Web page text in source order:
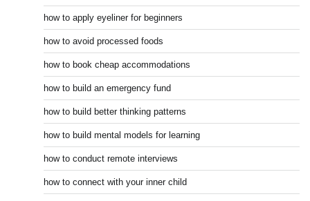
how to apply eyeliner for beginners
how to avoid processed foods
how to book cheap accommodations
how to build an emergency fund
how to build better thinking patterns
how to build mental models for learning
how to conduct remote interviews
how to connect with your inner child